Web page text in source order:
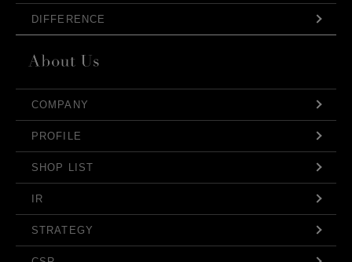
DIFFERENCE
COMPANY
PROFILE
SHOP LIST
IR
STRATEGY